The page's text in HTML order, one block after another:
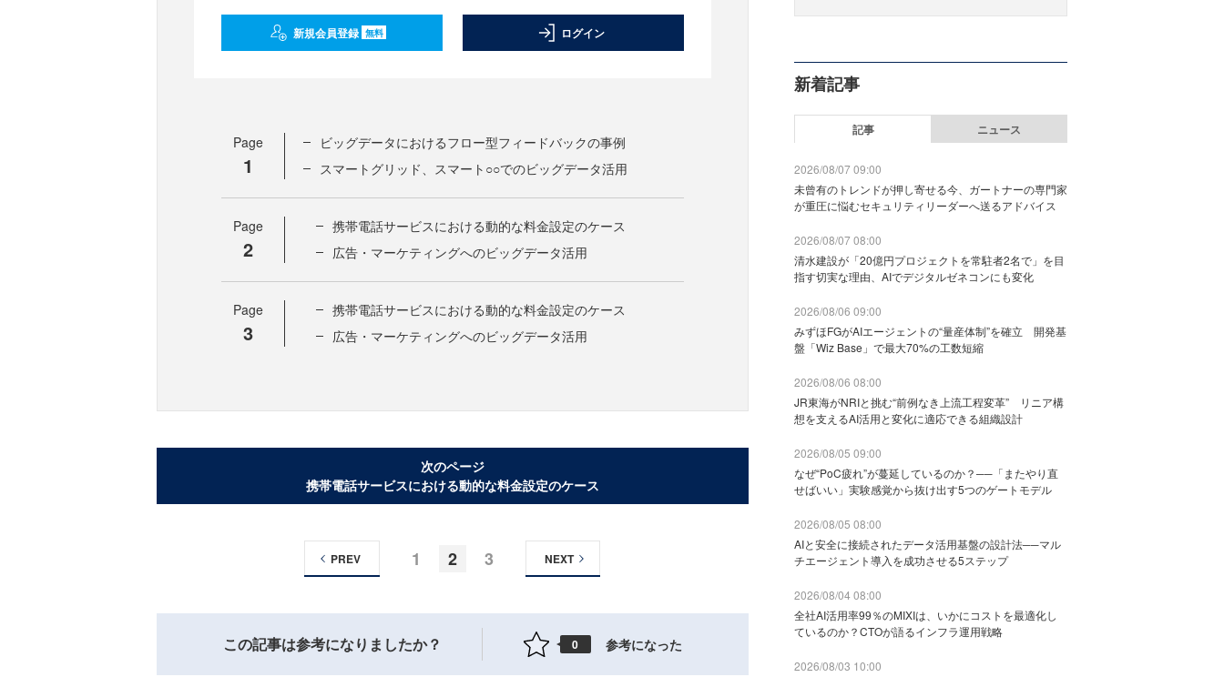
新規会員登録 無料 ログイン
Page
1
ビッグデータにおけるフロー型フィードバックの事例
スマートグリッド、スマート○○でのビッグデータ活用
Page
2
携帯電話サービスにおける動的な料金設定のケース
広告・マーケティングへのビッグデータ活用
Page
3
携帯電話サービスにおける動的な料金設定のケース
広告・マーケティングへのビッグデータ活用
次のページ
携帯電話サービスにおける動的な料金設定のケース
1 2 3
PREV NEXT
この記事は参考になりましたか？ 0 参考になった
新着記事
記事 ニュース
2026/08/07 09:00
未曾有のトレンドが押し寄せる今、ガートナーの専門家
が重圧に悩むセキュリティリーダーへ送るアドバイス
2026/08/07 08:00
清水建設が「20億円プロジェクトを常駐者2名で」を目
指す切実な理由、AIでデジタルゼネコンにも変化
2026/08/06 09:00
みずほFGがAIエージェントの“量産体制”を確立 開発基
盤「Wiz Base」で最大70%の工数短縮
2026/08/06 08:00
JR東海がNRIと挑む“前例なき上流工程変革” リニア構
想を支えるAI活用と変化に適応できる組織設計
2026/08/05 09:00
なぜ“PoC疲れ”が蔓延しているのか？──「またやり直
せばいい」実験感覚から抜け出す5つのゲートモデル
2026/08/05 08:00
AIと安全に接続されたデータ活用基盤の設計法──マル
チエージェント導入を成功させる5ステップ
2026/08/04 08:00
全社AI活用率99％のMIXIは、いかにコストを最適化し
ているのか？CTOが語るインフラ運用戦略
2026/08/03 10:00